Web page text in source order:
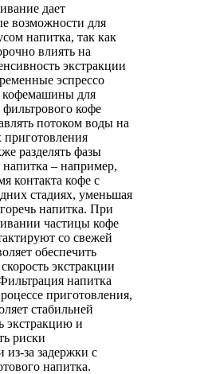
дает
возможности для
напитка, так как
влиять на
экстракции
эспрессо
для
кофе
потоком воды на
приготовления
разделять фазы
– например,
контакта кофе с
стадиях, уменьшая
напитка. При
частицы кофе
со свежей
обеспечить
экстракции
напитка
приготовления,
стабильней
экстракцию и
риски
из-за задержки с
напитка.